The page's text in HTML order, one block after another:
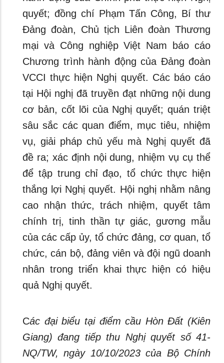
quyết; đồng chí Phạm Tấn Công, Bí thư
Đảng đoàn, Chủ tịch Liên đoàn Thương
mại và Công nghiệp Việt Nam báo cáo
Chương trình hành động của Đảng đoàn
VCCI thực hiện Nghị quyết. Các báo cáo
tại Hội nghị đã truyền đạt những nội dung
cơ bản, cốt lõi của Nghị quyết; quán triệt
sâu sắc các quan điểm, mục tiêu, nhiệm
vụ, giải pháp chủ yếu mà Nghị quyết đã
đề ra; xác định nội dung, nhiệm vụ cụ thể
để tập trung chỉ đạo, tổ chức thực hiện
thắng lợi Nghị quyết. Hội nghị nhằm nâng
cao nhận thức, trách nhiệm, quyết tâm
chính trị, tinh thần tự giác, gương mẫu
của các cấp ủy, tổ chức đảng, cơ quan, tổ
chức, cán bộ, đảng viên và đội ngũ doanh
nhân trong triển khai thực hiện có hiệu
quả Nghị quyết.
Các đại biểu tại điểm cầu Hòn Đất (Kiên
Giang) đang tiếp thu Nghị quyết số 41-
NQ/TW, ngày 10/10/2023 của Bộ Chính